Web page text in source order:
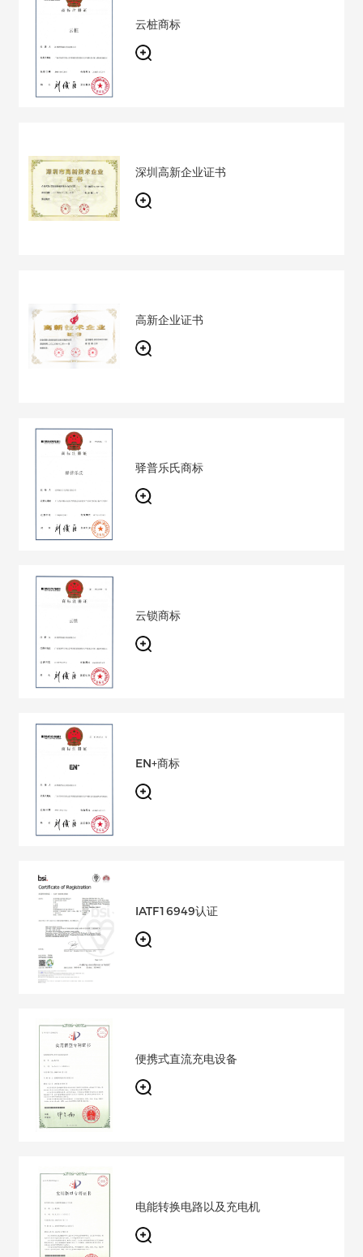
云桩商标
深圳高新企业证书
高新企业证书
驿普乐氏商标
云锁商标
EN+商标
IATF16949认证
便携式直流充电设备
电能转换电路以及充电机